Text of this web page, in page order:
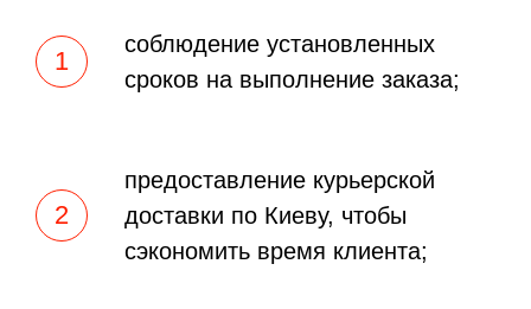
соблюдение установленных
сроков на выполнение заказа;
предоставление курьерской
доставки по Киеву, чтобы
сэкономить время клиента;